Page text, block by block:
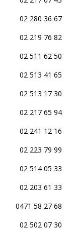
02 280 36 67
02 219 76 82
02 511 62 50
02 513 41 65
02 513 17 30
02 217 65 94
02 241 12 16
02 223 79 99
02 514 05 33
02 203 61 33
0471 58 27 68
02 502 07 30